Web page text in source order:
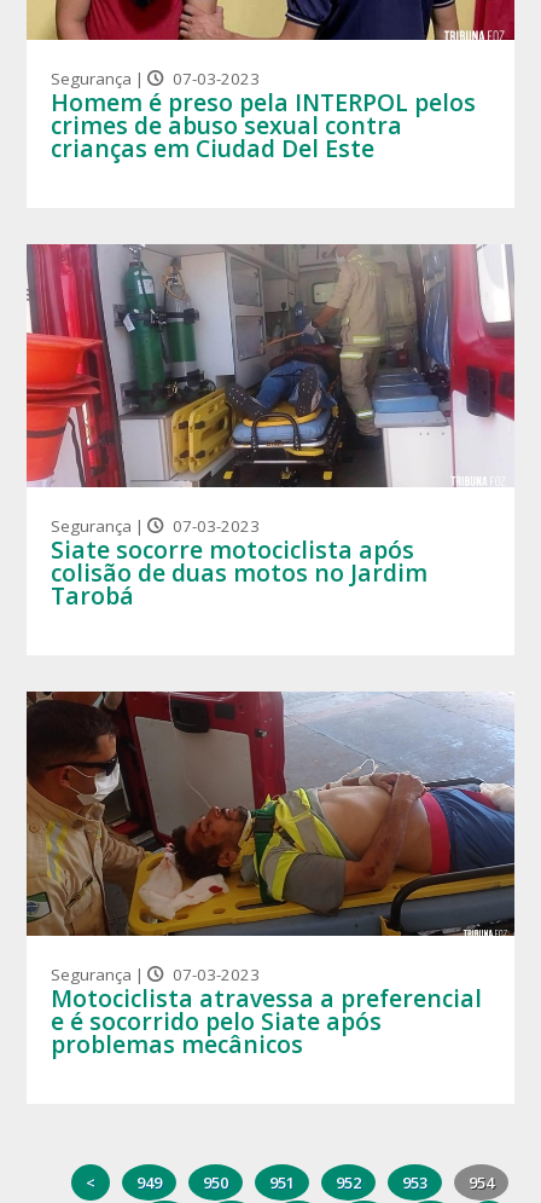
Segurança | 07-03-2023
Homem é preso pela INTERPOL pelos
crimes de abuso sexual contra
crianças em Ciudad Del Este
Segurança | 07-03-2023
Siate socorre motociclista após
colisão de duas motos no Jardim
Tarobá
Segurança | 07-03-2023
Motociclista atravessa a preferencial
e é socorrido pelo Siate após
problemas mecânicos
< 949 950 951 952 953
954